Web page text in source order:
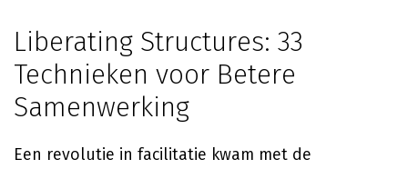
Liberating Structures: 33
Technieken voor Betere
Samenwerking
Een revolutie in facilitatie kwam met de